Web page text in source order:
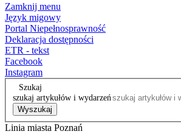
Zamknij menu
Język migowy
Portal Niepełnosprawność
Deklaracja dostępności
ETR - tekst
Facebook
Instagram
Szukaj
szukaj artykułów i wydarzeń
Wyszukaj
Linia miasta Poznań